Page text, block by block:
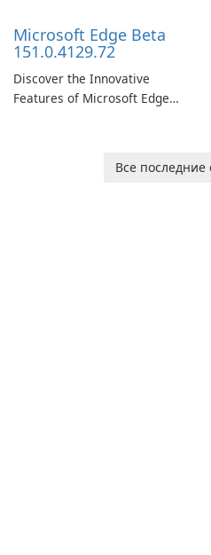
Microsoft Edge Beta
151.0.4129.72
Discover the Innovative
Features of Microsoft Edge
Corporation, is shaping the
Все последние